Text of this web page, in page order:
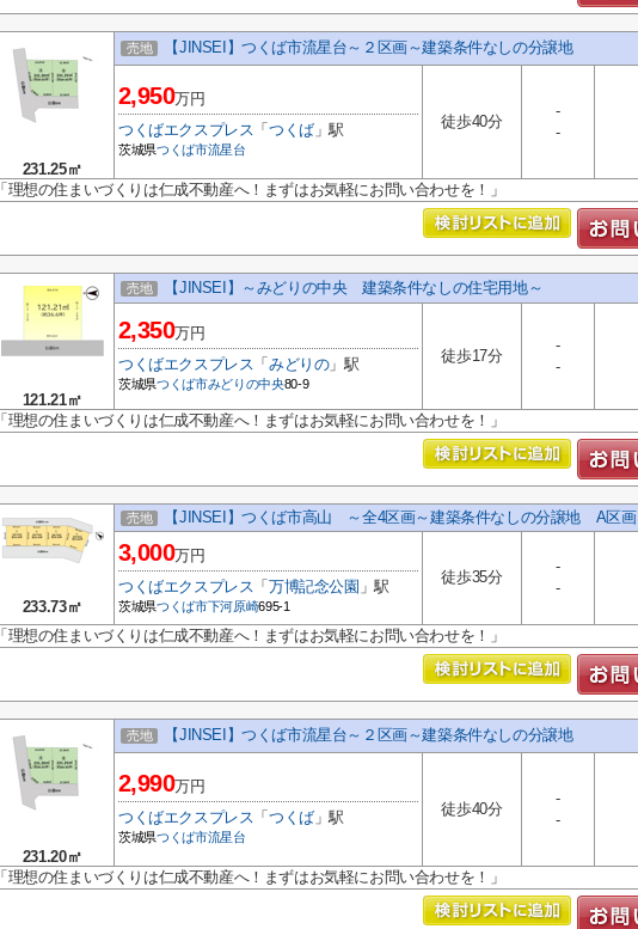
231.25㎡
売地 【JINSEI】つくば市流星台～２区画～建築条件なしの分譲地
2,950万円
つくばエクスプレス 「つくば」駅
茨城県つくば市流星台
徒歩40分
-
-
「理想の住まいづくりは仁成不動産へ！まずはお気軽にお問い合わせを！」
121.21㎡
売地 【JINSEI】～みどりの中央 建築条件なしの住宅用地～
2,350万円
つくばエクスプレス 「みどりの」駅
茨城県つくば市みどりの中央80-9
徒歩17分
-
-
「理想の住まいづくりは仁成不動産へ！まずはお気軽にお問い合わせを！」
233.73㎡
売地 【JINSEI】つくば市高山 ～全4区画～建築条件なしの分譲地 A区画
3,000万円
つくばエクスプレス 「万博記念公園 」駅
茨城県つくば市下河原崎695-1
徒歩35分
-
-
「理想の住まいづくりは仁成不動産へ！まずはお気軽にお問い合わせを！」
231.20㎡
売地 【JINSEI】つくば市流星台～２区画～建築条件なしの分譲地
2,990万円
つくばエクスプレス 「つくば」駅
茨城県つくば市流星台
徒歩40分
-
-
「理想の住まいづくりは仁成不動産へ！まずはお気軽にお問い合わせを！」